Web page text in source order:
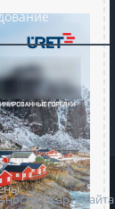
Карта сайта